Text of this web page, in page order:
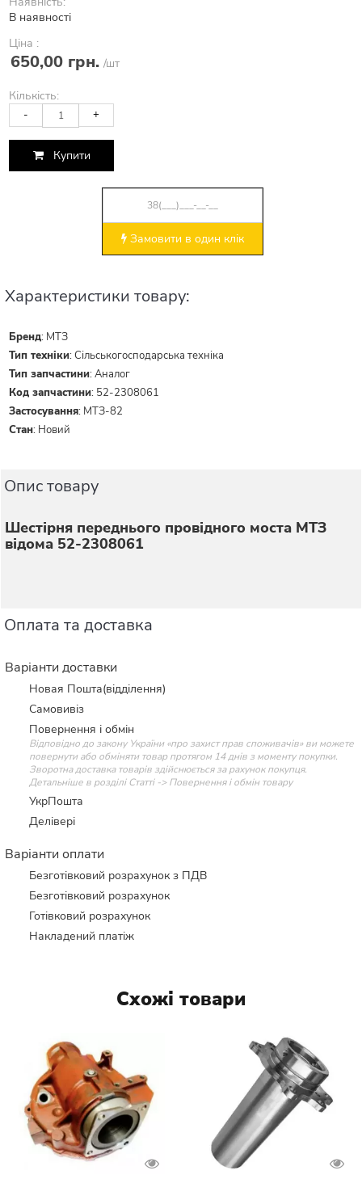
В наявності
Ціна :
650,00 грн. /шт
Кількість:
- +
Купити
Замовити в один клік
Характеристики товару:
Бренд: МТЗ
Тип техніки:Сільськогосподарська техніка
Тип запчастини:Аналог
Код запчастини: 52-2308061
Застосування: МТЗ-82
Стан: Новий
Опис товару
Шестірня переднього провідного моста МТЗ
відома 52-2308061
Оплата та доставка
Варіанти доставки
Новая Пошта(відділення)
Самовивіз
Повернення і обмін
Відповідно до закону України «про захист прав споживачів» ви можете
повернути або обміняти товар протягом 14 днів з моменту покупки.
Зворотна доставка товарів здійснюється за рахунок покупця.
Детальніше в розділі Статті -> Повернення і обмін товару
УкрПошта
Делівері
Варіанти оплати
Безготівковий розрахунок з ПДВ
Безготівковий розрахунок
Готівковий розрахунок
Накладений платіж
Схожі товари